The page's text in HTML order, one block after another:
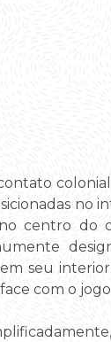
no
centro do
seu
com o